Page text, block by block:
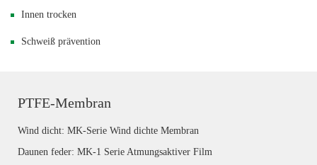
Innen trocken
Schweiß prävention
PTFE-Membran
Wind dicht: MK-Serie Wind dichte Membran
Daunen feder: MK-1 Serie Atmungsaktiver Film